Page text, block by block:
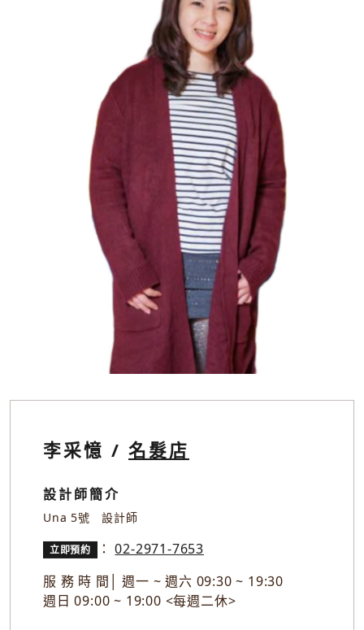
李采憶 / 名髮店
設計師簡介
Una 5號 設計師
立即預約 ：02-2971-7653
服 務 時 間│ 週一 ~ 週六 09:30 ~ 19:30
週日 09:00 ~ 19:00 <每週二休>